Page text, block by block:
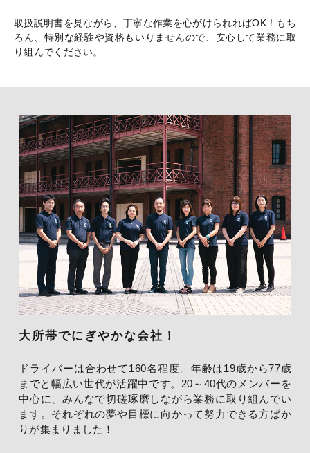
取扱説明書を見ながら、丁寧な作業を心がけられればOK！もち
ろん、特別な経験や資格もいりませんので、安心して業務に取
り組んでください。
大所帯でにぎやかな会社！
ドライバーは合わせて160名程度。年齢は19歳から77歳
までと幅広い世代が活躍中です。 20～40代のメンバーを
中心に、みんなで切磋琢磨しながら業務に取り組んでい
ます。それぞれの夢や目標に向かって努力できる方ばか
りが集まりました！